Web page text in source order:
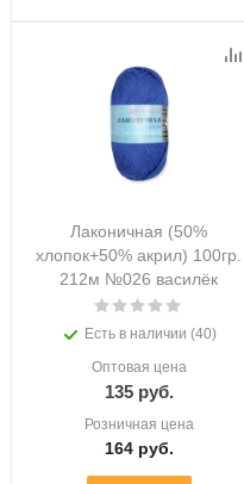
Лаконичная (50%
хлопок+50% акрил) 100гр.
212м №026 василёк
Есть в наличии (40)
Оптовая цена
135руб.
Розничная цена
164руб.